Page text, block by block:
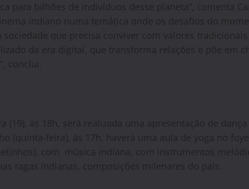
para bilhões de indivíduos desse planeta”, comenta
indiano numa temática onde os desafios do
que precisa conviver com valores
da era digital, que transforma relações e põe em
conclui.
(19), às 18h, será realizada uma apresentação de
(quinta-feira), às 17h, haverá uma aula de yoga no
com música indiana, com instrumentos
ragas indianas, composições milenares do país.